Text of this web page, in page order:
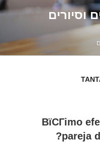
וסיורים
ВїCГіmo
pareja